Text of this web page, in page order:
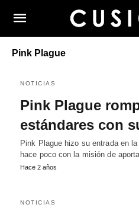
Pink Plague
NOTICIAS
Pink Plague
estándares con
Pink Plague hizo su entrada en
hace poco con la misión de
Hace 2 años
NOTICIAS